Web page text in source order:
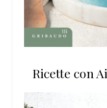
Ricette con